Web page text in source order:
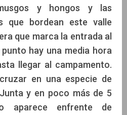
y hongos y las
que bordean este valle
que marca la entrada al
hay una media hora
llegar al campamento.
en una especie de
y en poco más de 5
aparece enfrente de